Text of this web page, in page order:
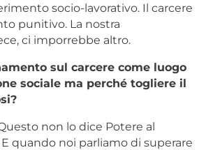
socio-lavorativo. Il carcere
punitivo. La nostra
ci imporrebbe altro.
sul carcere come luogo
sociale ma perché togliere il
non lo dice Potere al
E quando noi parliamo di superare